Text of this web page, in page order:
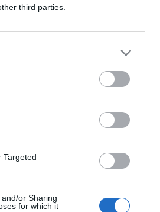
third parties.
Targeted
or Sharing
for which it